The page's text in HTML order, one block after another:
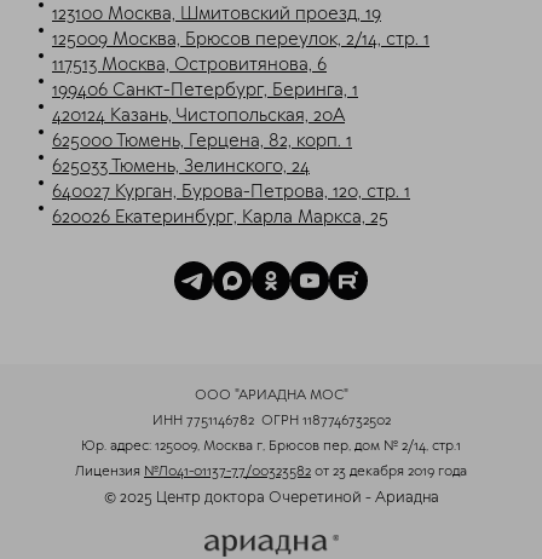
123100 Москва, Шмитовский проезд, 19
125009 Москва, Брюсов переулок, 2/14, стр. 1
117513 Москва, Островитянова, 6
199406 Санкт-Петербург, Беринга, 1
420124 Казань, Чистопольская, 20А
625000 Тюмень, Герцена, 82, корп. 1
625033 Тюмень, Зелинского, 24
640027 Курган, Бурова-Петрова, 120, стр. 1
620026 Екатеринбург, Карла Маркса, 25
ООО "АРИАДНА МОС"
ИНН 7751146782 ОГРН 1187746732502
Юр. адрес: 125009, Москва г, Брюсов пер, дом № 2/14, стр.1
Лицензия №Л041-01137-77/00323582 от 23 декабря 2019 года
© 2025 Центр доктора Очеретиной - Ариадна